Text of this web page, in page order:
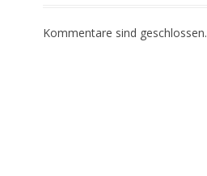
Kommentare sind geschlossen.